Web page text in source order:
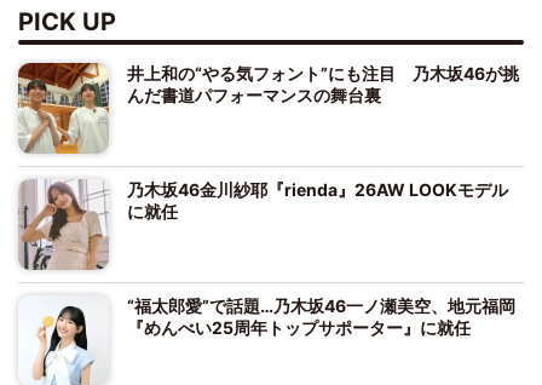
PICK UP
井上和の“やる気フォント”にも注目 乃木坂46が挑
んだ書道パフォーマンスの舞台裏
乃木坂46金川紗耶『rienda』26AW LOOKモデル
に就任
“福太郎愛”で話題…乃木坂46一ノ瀬美空、地元福岡
『めんべい25周年トップサポーター』に就任